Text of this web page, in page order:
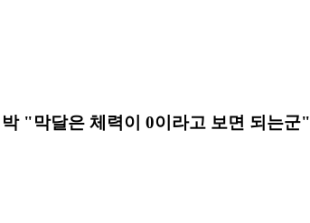
"막달은 체력이 0이라고 보면 되는군"